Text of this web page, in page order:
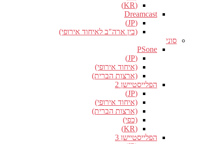
(KR)
Dreamcast
(JP)
(בין ארה"ב לאיחוד אירופי)
סוני
PSone
(JP)
(איחוד אירופי)
(ארצות הברית)
הפלייסטיישן 2
(JP)
(איחוד אירופי)
(ארצות הברית)
(כפי)
(KR)
הפלייסטיישן 3